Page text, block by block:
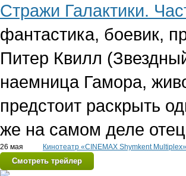
Стражи Галактики.
фантастика, боевик,
Питер Квилл
наемница Гамора,
предстоит раскрыть
же на самом деле
26 мая Кинотеатр «CINEMAX Shymkent
Смотреть трейлер